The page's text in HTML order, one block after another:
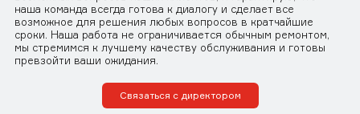
наша команда всегда готова к диалогу и сделает все
возможное для решения любых вопросов в кратчайшие
сроки. Наша работа не ограничивается обычным ремонтом,
мы стремимся к лучшему качеству обслуживания и готовы
превзойти ваши ожидания.
Связаться с директором